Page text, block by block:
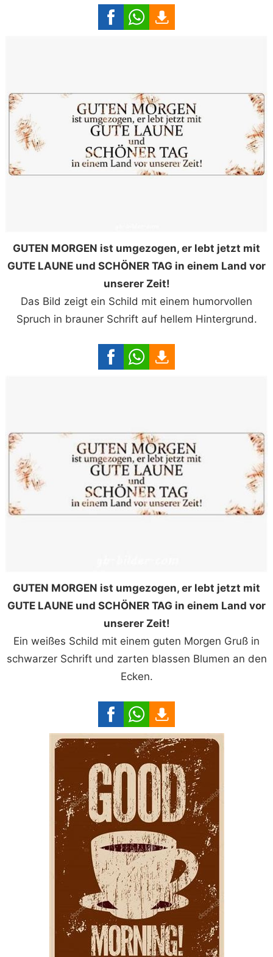
GUTEN MORGEN ist umgezogen, er lebt jetzt mit
GUTE LAUNE und SCHÖNER TAG in einem Land vor
unserer Zeit!
Das Bild zeigt ein Schild mit einem humorvollen
Spruch in brauner Schrift auf hellem Hintergrund.
GUTEN MORGEN ist umgezogen, er lebt jetzt mit
GUTE LAUNE und SCHÖNER TAG in einem Land vor
unserer Zeit!
Ein weißes Schild mit einem guten Morgen Gruß in
schwarzer Schrift und zarten blassen Blumen an den
Ecken.